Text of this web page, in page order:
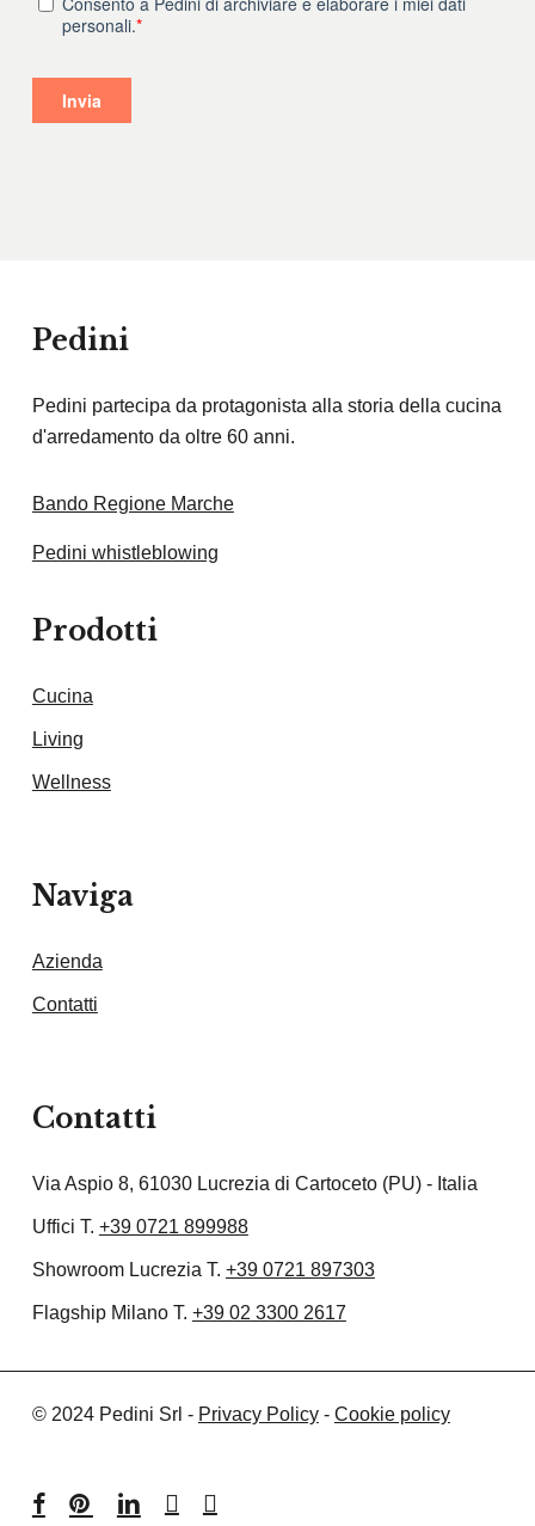
Pedini
Pedini partecipa da protagonista alla storia della cucina
d'arredamento da oltre 60 anni.
Bando Regione Marche
Pedini whistleblowing
Prodotti
Cucina
Living
Wellness
Naviga
Azienda
Contatti
Contatti
Via Aspio 8, 61030 Lucrezia di Cartoceto (PU) - Italia
Uffici T. +39 0721 899988
Showroom Lucrezia T. +39 0721 897303
Flagship Milano T. +39 02 3300 2617
© 2024 Pedini Srl - Privacy Policy- Cookie policy
facebookpinterestlinkedinyoutubeinstagram